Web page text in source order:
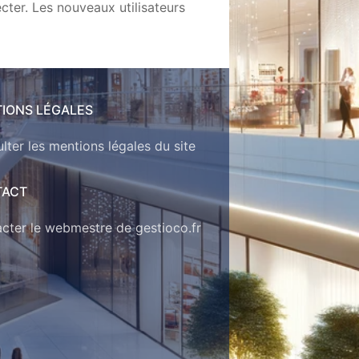
Les nouveaux utilisateurs
LÉGALES
les mentions légales du site
le webmestre de gestioco.fr